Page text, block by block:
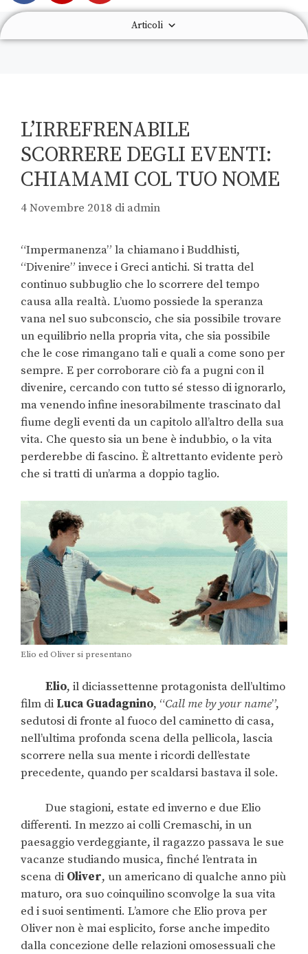
Articoli
L’IRREFRENABILE
SCORRERE DEGLI EVENTI:
CHIAMAMI COL TUO NOME
4 Novembre 2018 di admin
“Impermanenza” la chiamano i Buddhisti,
“Divenire” invece i Greci antichi. Si tratta del
continuo subbuglio che lo scorrere del tempo
causa alla realtà. L’uomo possiede la speranza
vana nel suo subconscio, che sia possibile trovare
un equilibrio nella propria vita, che sia possibile
che le cose rimangano tali e quali a come sono per
sempre. E per corroborare ciò fa a pugni con il
divenire, cercando con tutto sé stesso di ignorarlo,
ma venendo infine inesorabilmente trascinato dal
fiume degli eventi da un capitolo all’altro della sua
vita. Che questo sia un bene è indubbio, o la vita
perderebbe di fascino. È altrettanto evidente però
che si tratti di un’arma a doppio taglio.
Elio ed Oliver si presentano
Elio, il diciassettenne protagonista dell’ultimo
film di Luca Guadagnino, “Call me by your name”,
sedutosi di fronte al fuoco del caminetto di casa,
nell’ultima profonda scena della pellicola, lascia
scorrere nella sua mente i ricordi dell’estate
precedente, quando per scaldarsi bastava il sole.
Due stagioni, estate ed inverno e due Elio
differenti. In mezzo ai colli Cremaschi, in un
paesaggio verdeggiante, il ragazzo passava le sue
vacanze studiando musica, finché l’entrata in
scena di Oliver, un americano di qualche anno più
maturo, ora suo coinquilino sconvolge la sua vita
ed i suoi sentimenti. L’amore che Elio prova per
Oliver non è mai esplicito, forse anche impedito
dalla concezione delle relazioni omosessuali che